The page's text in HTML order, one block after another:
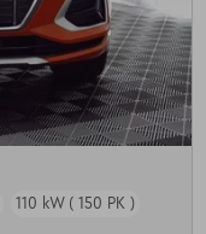
110 kW ( 150 PK )